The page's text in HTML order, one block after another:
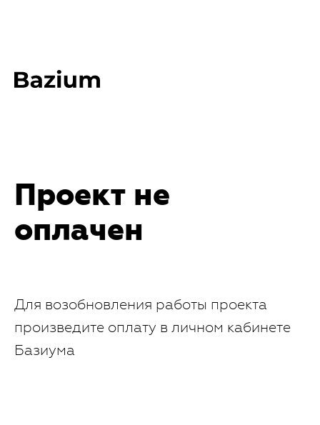
Проект не
оплачен
Для возобновления работы проекта
произведите оплату в личном кабинете
Базиума